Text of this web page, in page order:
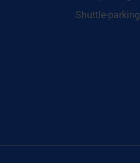
Shuttle-parking